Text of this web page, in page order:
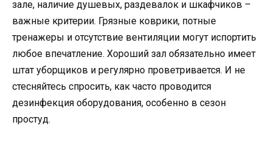
зале, наличие душевых, раздевалок и шкафчиков –
важные критерии. Грязные коврики, потные
тренажеры и отсутствие вентиляции могут испортить
любое впечатление. Хороший зал обязательно имеет
штат уборщиков и регулярно проветривается. И не
стесняйтесь спросить, как часто проводится
дезинфекция оборудования, особенно в сезон
простуд.